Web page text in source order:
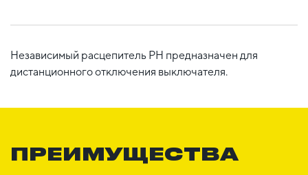
Независимый расцепитель РН предназначен для
дистанционного отключения выключателя.
ПРЕИМУЩЕСТВА